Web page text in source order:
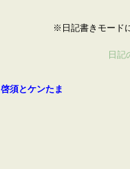
※日記書きモード
日記
啓須とケンたま